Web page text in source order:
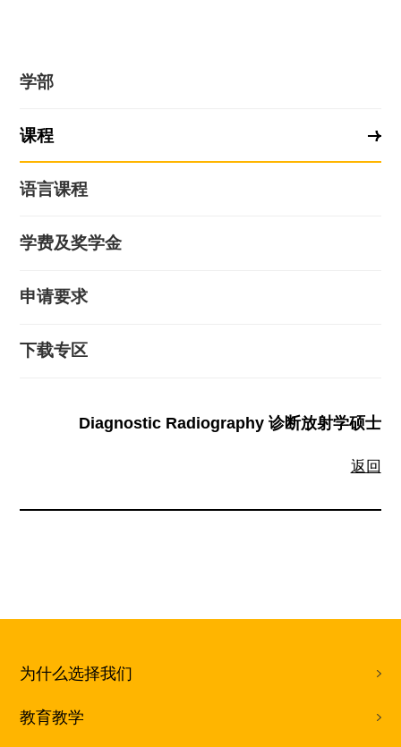
学部
课程
语言课程
学费及奖学金
申请要求
下载专区
Diagnostic Radiography 诊断放射学硕士
返回
为什么选择我们
教育教学